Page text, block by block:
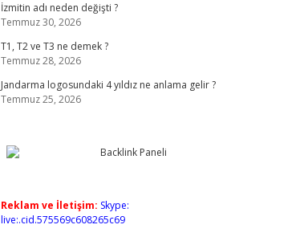
İzmitin adı neden değişti ?
Temmuz 30, 2026
T1, T2 ve T3 ne demek ?
Temmuz 28, 2026
Jandarma logosundaki 4 yıldız ne anlama gelir ?
Temmuz 25, 2026
Reklam ve İletişim: Skype:
live:.cid.575569c608265c69